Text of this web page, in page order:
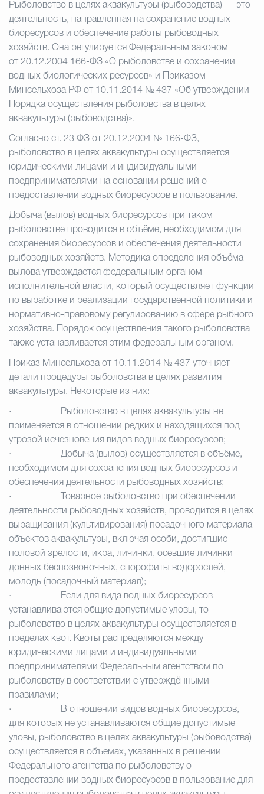
Избирательная
Гостям Городского
Градостроительство и
Государственные организации
Открытые
Рыболовство в целях аквакультуры (рыбоводства) — это
деятельность, направленная на сохранение водных
биоресурсов и обеспечение работы рыбоводных
хозяйств. Она регулируется Федеральным законом
от 20.12.2004 166-ФЗ «О рыболовстве и сохранении
водных биологических ресурсов» и Приказом
Минсельхоза РФ от 10.11.2014 № 437 «Об утверждении
Порядка осуществления рыболовства в целях
аквакультуры (рыбоводства)».
Согласно ст. 23 ФЗ от 20.12.2004 № 166-ФЗ,
рыболовство в целях аквакультуры осуществляется
юридическими лицами и индивидуальными
предпринимателями на основании решений о
предоставлении водных биоресурсов в пользование.
Добыча (вылов) водных биоресурсов при таком
рыболовстве проводится в объёме, необходимом для
сохранения биоресурсов и обеспечения деятельности
рыбоводных хозяйств. Методика определения объёма
вылова утверждается федеральным органом
исполнительной власти, который осуществляет функции
по выработке и реализации государственной политики и
нормативно-правовому регулированию в сфере рыбного
хозяйства. Порядок осуществления такого рыболовства
также устанавливается этим федеральным органом.
Приказ Минсельхоза от 10.11.2014 № 437 уточняет
детали процедуры рыболовства в целях развития
аквакультуры. Некоторые из них:
·
Рыболовство в целях аквакультуры не
применяется в отношении редких и находящихся под
угрозой исчезновения видов водных биоресурсов;
·
Добыча (вылов) осуществляется в объёме,
необходимом для сохранения водных биоресурсов и
обеспечения деятельности рыбоводных хозяйств;
·
Товарное рыболовство при обеспечении
деятельности рыбоводных хозяйств, проводится в целях
выращивания (культивирования) посадочного материала
объектов аквакультуры, включая особи, достигшие
половой зрелости, икра, личинки, осевшие личинки
донных беспозвоночных, спорофиты водорослей,
молодь (посадочный материал);
·
Если для вида водных биоресурсов
устанавливаются общие допустимые уловы, то
рыболовство в целях аквакультуры осуществляется в
пределах квот. Квоты распределяются между
юридическими лицами и индивидуальными
предпринимателями Федеральным агентством по
рыболовству в соответствии с утверждёнными
правилами;
·
В отношении видов водных биоресурсов,
для которых не устанавливаются общие допустимые
уловы, рыболовство в целях аквакультуры (рыбоводства)
осуществляется в объемах, указанных в решении
Федерального агентства по рыболовству о
предоставлении водных биоресурсов в пользование для